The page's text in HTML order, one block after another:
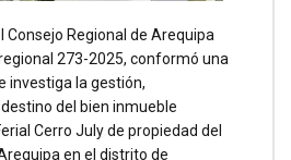
Consejo Regional de Arequipa
273-2025, conformó una
investiga la gestión,
del bien inmueble
Cerro July de propiedad del
en el distrito de